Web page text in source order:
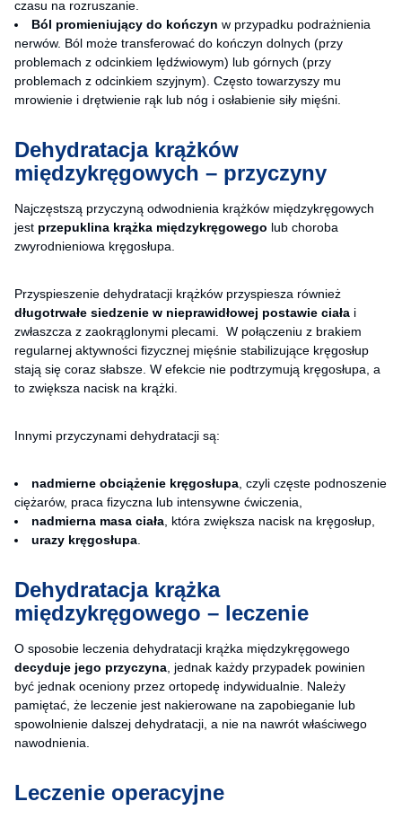
czasu na rozruszanie.
Ból promieniujący do kończyn w przypadku podrażnienia
nerwów. Ból może transferować do kończyn dolnych (przy
problemach z odcinkiem lędźwiowym) lub górnych (przy
problemach z odcinkiem szyjnym). Często towarzyszy mu
mrowienie i drętwienie rąk lub nóg i osłabienie siły mięśni.
Dehydratacja krążków
międzykręgowych – przyczyny
Najczęstszą przyczyną odwodnienia krążków międzykręgowych
jest przepuklina krążka międzykręgowego lub choroba
zwyrodnieniowa kręgosłupa.
Przyspieszenie dehydratacji krążków przyspiesza również
długotrwałe siedzenie w nieprawidłowej postawie ciała i
zwłaszcza z zaokrąglonymi plecami. W połączeniu z brakiem
regularnej aktywności fizycznej mięśnie stabilizujące kręgosłup
stają się coraz słabsze. W efekcie nie podtrzymują kręgosłupa, a
to zwiększa nacisk na krążki.
Innymi przyczynami dehydratacji są:
nadmierne obciążenie kręgosłupa, czyli częste podnoszenie
ciężarów, praca fizyczna lub intensywne ćwiczenia,
nadmierna masa ciała, która zwiększa nacisk na kręgosłup,
urazy kręgosłupa.
Dehydratacja krążka
międzykręgowego – leczenie
O sposobie leczenia dehydratacji krążka międzykręgowego
decyduje jego przyczyna, jednak każdy przypadek powinien
być jednak oceniony przez ortopedę indywidualnie. Należy
pamiętać, że leczenie jest nakierowane na zapobieganie lub
spowolnienie dalszej dehydratacji, a nie na nawrót właściwego
nawodnienia.
Leczenie operacyjne